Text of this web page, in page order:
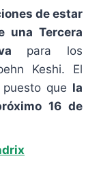
de estar
una Tercera
para los
Keshi. El
que la
16 de